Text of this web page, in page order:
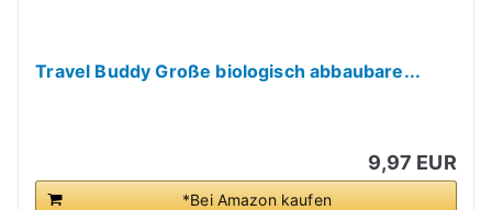
Travel Buddy Große biologisch abbaubare...
9,97 EUR
*Bei Amazon kaufen